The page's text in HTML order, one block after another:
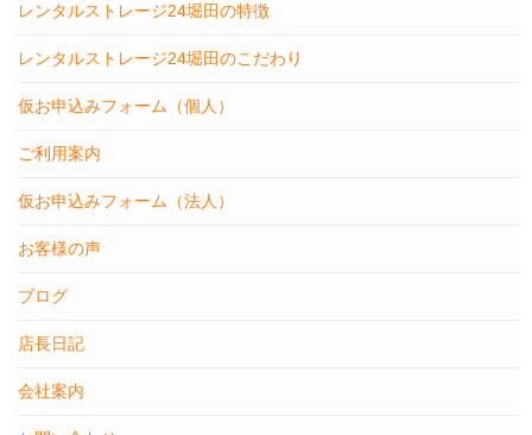
レンタルストレージ24堀田の特徴
レンタルストレージ24堀田のこだわり
仮お申込みフォーム（個人）
ご利用案内
仮お申込みフォーム（法人）
お客様の声
ブログ
店長日記
会社案内